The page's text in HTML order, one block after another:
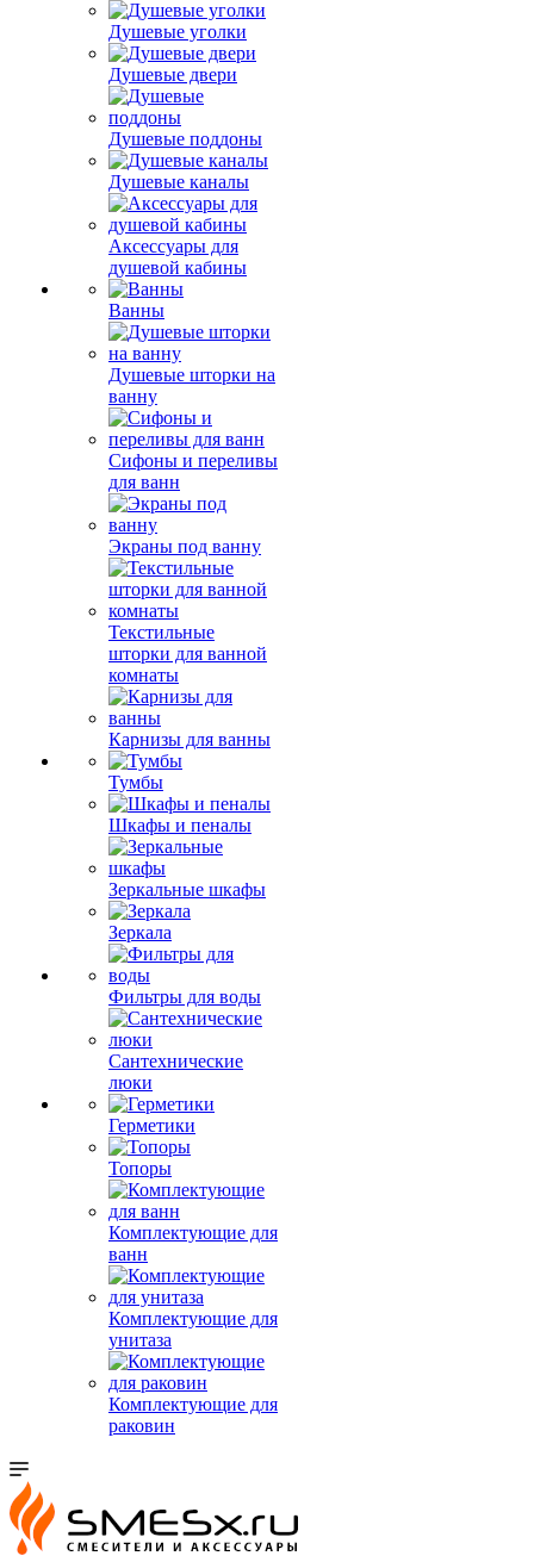
Душевые уголки
Душевые двери
Душевые поддоны
Душевые каналы
Аксессуары для
душевой кабины
Ванны
Душевые шторки на
ванну
Сифоны и переливы
для ванн
Экраны под ванну
Текстильные
шторки для ванной
комнаты
Карнизы для ванны
Тумбы
Шкафы и пеналы
Зеркальные шкафы
Зеркала
Фильтры для воды
Сантехнические
люки
Герметики
Топоры
Комплектующие для
ванн
Комплектующие для
унитаза
Комплектующие для
раковин